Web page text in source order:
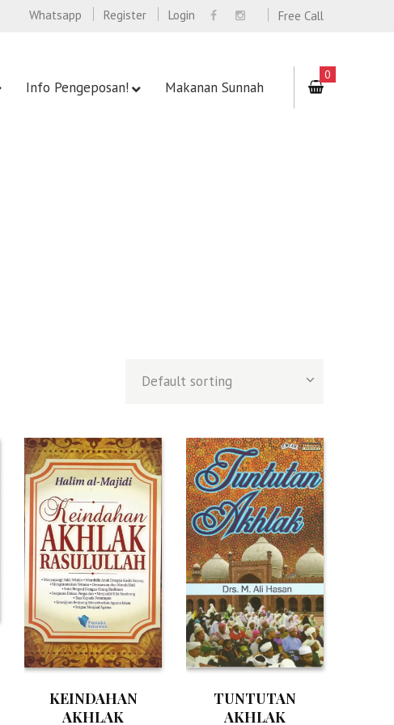
Free Call
Whatsapp Register Login
Info Pengeposan! Makanan Sunnah
0
KEINDAHAN
AKHLAK
TUNTUTAN
AKHLAK